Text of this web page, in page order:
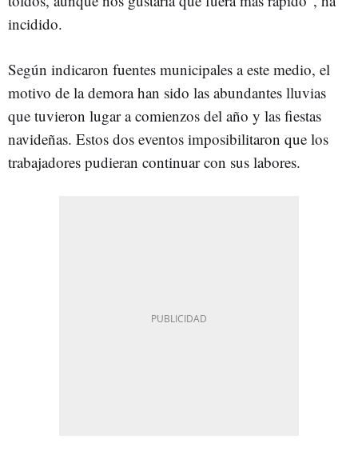
incidido.
Según indicaron fuentes municipales a este medio, el
motivo de la demora han sido las abundantes lluvias
que tuvieron lugar a comienzos del año y las fiestas
navideñas. Estos dos eventos imposibilitaron que los
trabajadores pudieran continuar con sus labores.